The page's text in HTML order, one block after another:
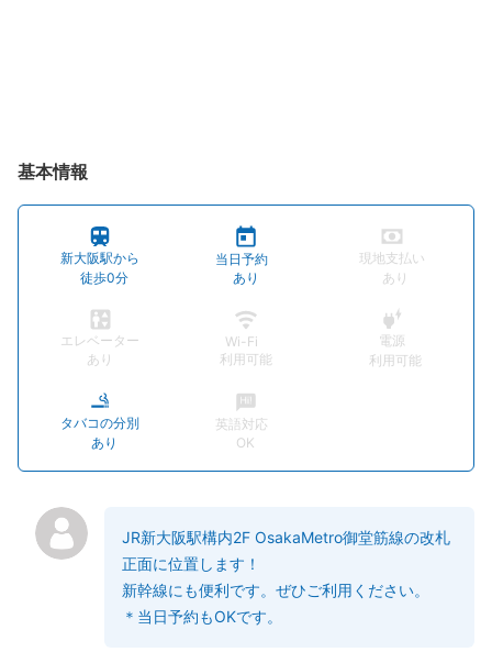
基本情報
新大阪駅から
徒歩0分
当日予約
あり
現地支払い
あり
エレベーター
あり
Wi-Fi
利用可能
電源
利用可能
タバコの分別
あり
英語対応
OK
JR新大阪駅構内2F OsakaMetro御堂筋線の改札
正面に位置します！
新幹線にも便利です。ぜひご利用ください。
＊当日予約もOKです。